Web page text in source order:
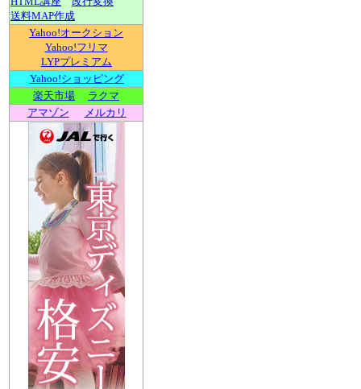
送料MAP作成
Yahoo!オークション
Yahoo!フリマ
LYPプレミアム
Yahoo!ショッピング
楽天市場
ラクマ
アマゾン
メルカリ